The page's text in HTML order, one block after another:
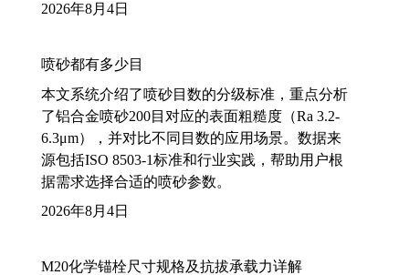
2026年8月4日
喷砂都有多少目
本文系统介绍了喷砂目数的分级标准，重点分析
了铝合金喷砂200目对应的表面粗糙度（Ra 3.2-
6.3μm），并对比不同目数的应用场景。数据来
源包括ISO 8503-1标准和行业实践，帮助用户根
据需求选择合适的喷砂参数。
2026年8月4日
M20化学锚栓尺寸规格及抗拔承载力详解